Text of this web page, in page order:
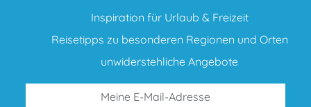
Inspiration für Urlaub & Freizeit
Reisetipps zu besonderen Regionen und Orten
unwiderstehliche Angebote